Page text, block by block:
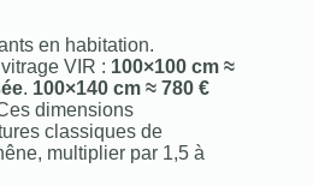
en habitation.
VIR : 100×100 cm ≈
. 100×140 cm ≈ 780 €
dimensions
classiques de
multiplier par 1,5 à